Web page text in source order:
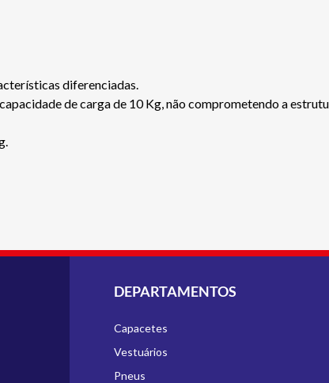
diferenciadas.
de carga de 10 Kg, não comprometendo a
DEPARTAMENTOS
Capacetes
Vestuários
Pneus